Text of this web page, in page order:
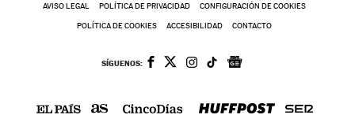
AVISO LEGAL POLÍTICA DE PRIVACIDAD CONFIGURACIÓN DE COOKIES
POLÍTICA DE COOKIES ACCESIBILIDAD CONTACTO
SÍGUENOS: